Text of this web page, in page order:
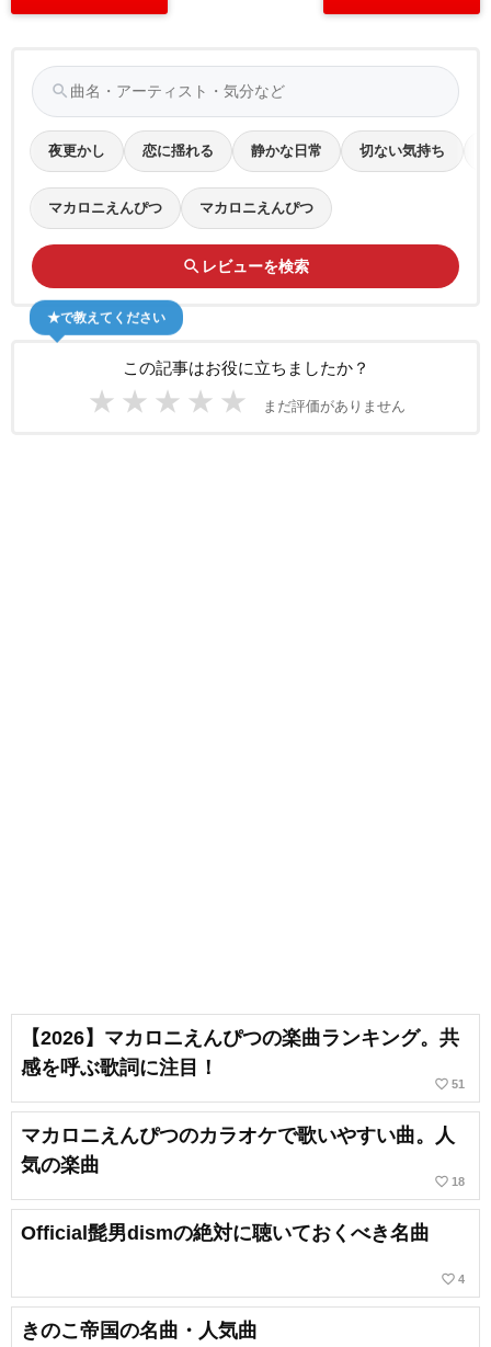
search
夜更かし 恋に揺れる 静かな日常 切ない気持ち
マカロニえんぴつ マカロニえんぴつ
search レビューを検索
この記事はお役に立ちましたか？
★ ★ ★ ★ ★ まだ評価がありません
★で教えてください
【2026】マカロニえんぴつの楽曲ランキング。共
感を呼ぶ歌詞に注目！
favorite_border 51
マカロニえんぴつのカラオケで歌いやすい曲。人
気の楽曲
favorite_border 18
Official髭男dismの絶対に聴いておくべき名曲
favorite_border 4
きのこ帝国の名曲・人気曲